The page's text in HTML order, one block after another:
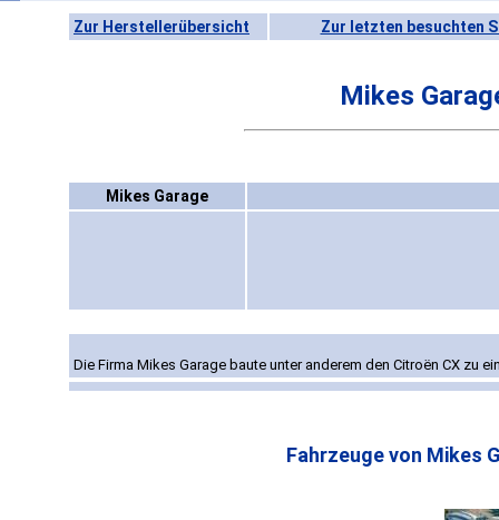
Zur Herstellerübersicht Zur letzten besuchten
Mikes
Mikes Garage
Die Firma Mikes Garage baute unter anderem den Citroën CX zu
Fahrzeuge von Mikes